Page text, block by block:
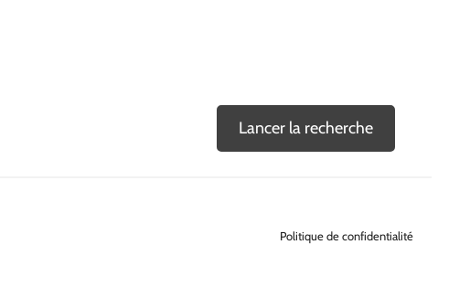
Lancer la recherche
Politique de confidentialité